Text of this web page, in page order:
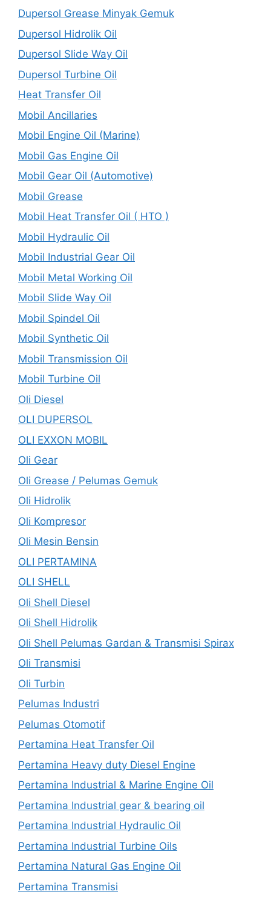
Dupersol Grease Minyak Gemuk
Dupersol Hidrolik Oil
Dupersol Slide Way Oil
Dupersol Turbine Oil
Heat Transfer Oil
Mobil Ancillaries
Mobil Engine Oil (Marine)
Mobil Gas Engine Oil
Mobil Gear Oil (Automotive)
Mobil Grease
Mobil Heat Transfer Oil ( HTO )
Mobil Hydraulic Oil
Mobil Industrial Gear Oil
Mobil Metal Working Oil
Mobil Slide Way Oil
Mobil Spindel Oil
Mobil Synthetic Oil
Mobil Transmission Oil
Mobil Turbine Oil
Oli Diesel
OLI DUPERSOL
OLI EXXON MOBIL
Oli Gear
Oli Grease / Pelumas Gemuk
Oli Hidrolik
Oli Kompresor
Oli Mesin Bensin
OLI PERTAMINA
OLI SHELL
Oli Shell Diesel
Oli Shell Hidrolik
Oli Shell Pelumas Gardan & Transmisi Spirax
Oli Transmisi
Oli Turbin
Pelumas Industri
Pelumas Otomotif
Pertamina Heat Transfer Oil
Pertamina Heavy duty Diesel Engine
Pertamina Industrial & Marine Engine Oil
Pertamina Industrial gear & bearing oil
Pertamina Industrial Hydraulic Oil
Pertamina Industrial Turbine Oils
Pertamina Natural Gas Engine Oil
Pertamina Transmisi